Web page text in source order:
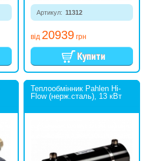
Артикул: 11312
від 20939 грн
Теплообмінник Pahlen Hi-
Flow (нерж.сталь), 13 кВт